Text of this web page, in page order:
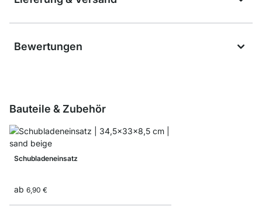
Bewertungen
Bauteile & Zubehör
Schubladeneinsatz
ab 6,90 €